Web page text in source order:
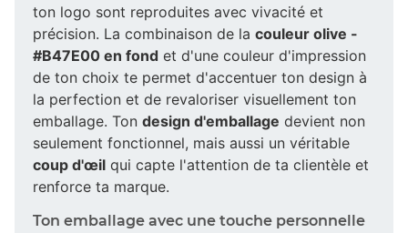
ton logo sont reproduites avec vivacité et
précision. La combinaison de la couleur olive -
#B47E00 en fond et d'une couleur d'impression
de ton choix te permet d'accentuer ton design à
la perfection et de revaloriser visuellement ton
emballage. Ton design d'emballage devient non
seulement fonctionnel, mais aussi un véritable
coup d'œil qui capte l'attention de ta clientèle et
renforce ta marque.
Ton emballage avec une touche personnelle